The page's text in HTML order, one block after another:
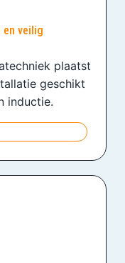
en veilig
plaatst
geschikt
inductie.